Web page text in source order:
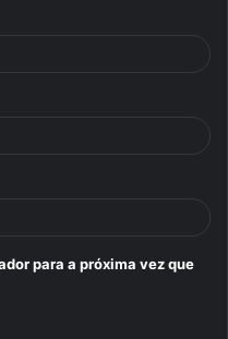
para a próxima vez que